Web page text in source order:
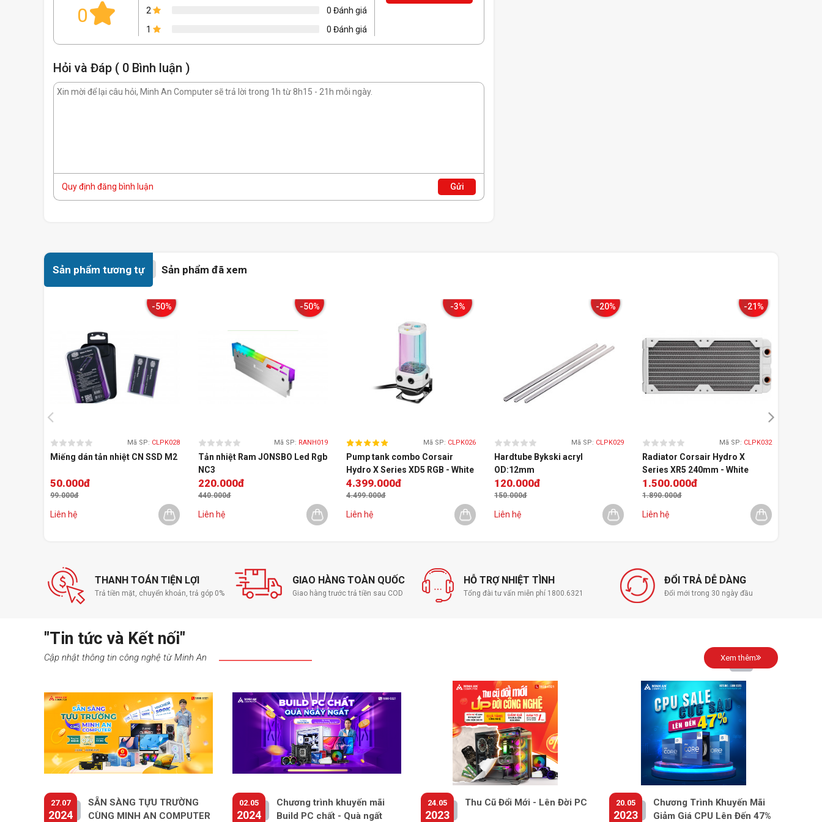
EK-CryoFuellà 1 hợp chất trộn sẵn hoàn chỉnh có những thành phần cấu tạo sau:
- chất ức chế ăn mòn và đóng cặn
- đặc tính truyền nhiệt tốt
- chất màu không để lại cặn
- độ nhớt thấp
- không độc hại
Tất cả các hỗn hợp EK-CryoFuel đều có thể phân hủy sinh học (90% trong khoảng thời gian 10 ngày) và sẽ không
tồn tại trong môi trường hoặc tích lũy sinh học.
Đặc điểm của hợp chất
EK-CryoFuel gồm những đặc điểm sau:
0
2
0 Đánh giá
1
0 Đánh giá
Hỏi và Đáp ( 0 Bình luận )
Quy định đăng bình luận Gửi
Sản phẩm tương tự Sản phẩm đã xem
-50%
Mã SP: CLPK028
Miếng dán tản nhiệt CN SSD M2
50.000đ
99.000đ
Liên hệ
-50%
Mã SP: RANH019
Tản nhiệt Ram JONSBO Led Rgb
NC3
220.000đ
440.000đ
Liên hệ
-3%
Mã SP: CLPK026
Pump tank combo Corsair
Hydro X Series XD5 RGB - White
4.399.000đ
4.499.000đ
Liên hệ
-20%
Mã SP: CLPK029
Hardtube Bykski acryl
OD:12mm
120.000đ
150.000đ
Liên hệ
-21%
Mã SP: CLPK032
Radiator Corsair Hydro X
Series XR5 240mm - White
1.500.000đ
1.890.000đ
Liên hệ
THANH TOÁN TIỆN LỢI
Trả tiền mặt, chuyển khoản, trả góp 0%
GIAO HÀNG TOÀN QUỐC
Giao hàng trước trả tiền sau COD
HỖ TRỢ NHIỆT TÌNH
Tổng đài tư vấn miễn phí 1800.6321
ĐỔI TRẢ DỄ DÀNG
Đổi mới trong 30 ngày đầu
"Tin tức và Kết nối"
Cập nhật thông tin công nghệ từ Minh An Xem thêm
27.07
2024
SẴN SÀNG TỰU TRƯỜNG
CÙNG MINH AN COMPUTER
02.05
2024
Chương trình khuyến mãi
Build PC chất - Quà ngất
24.05
2023
Thu Cũ Đổi Mới - Lên Đời PC 20.05
2023
Chương Trình Khuyến Mãi
Giảm Giá CPU Lên Đến 47%